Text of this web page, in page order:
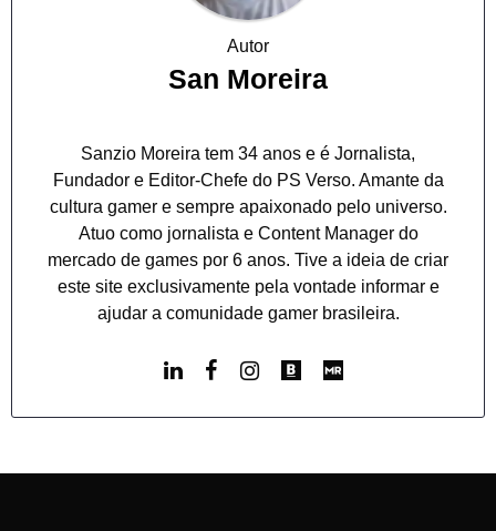
Autor
San Moreira
Sanzio Moreira tem 34 anos e é Jornalista,
Fundador e Editor-Chefe do PS Verso. Amante da
cultura gamer e sempre apaixonado pelo universo.
Atuo como jornalista e Content Manager do
mercado de games por 6 anos. Tive a ideia de criar
este site exclusivamente pela vontade informar e
ajudar a comunidade gamer brasileira.